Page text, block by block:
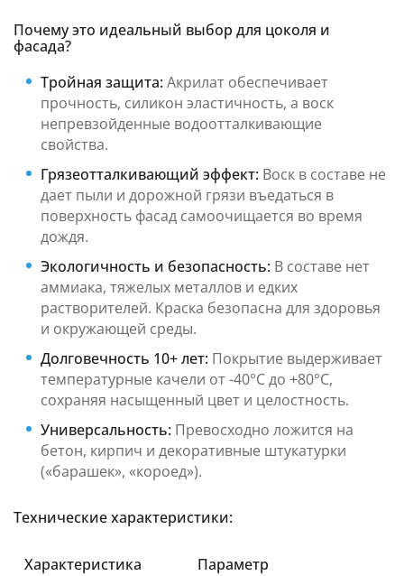
Почему это идеальный выбор для цоколя и
фасада?
Тройная защита:Акрилат обеспечивает
прочность, силикон эластичность, а воск
непревзойденные водоотталкивающие
свойства.
Грязеотталкивающий эффект: Воск в составе не
дает пыли и дорожной грязи въедаться в
поверхность фасад самоочищается во время
дождя.
Экологичность и безопасность: В составе нет
аммиака, тяжелых металлов и едких
растворителей. Краска безопасна для здоровья
и окружающей среды.
Долговечность 10+ лет: Покрытие выдерживает
температурные качели от -40°C до +80°C,
сохраняя насыщенный цвет и целостность.
Универсальность: Превосходно ложится на
бетон, кирпич и декоративные штукатурки
(«барашек», «короед»).
Технические характеристики:
Характеристика Параметр